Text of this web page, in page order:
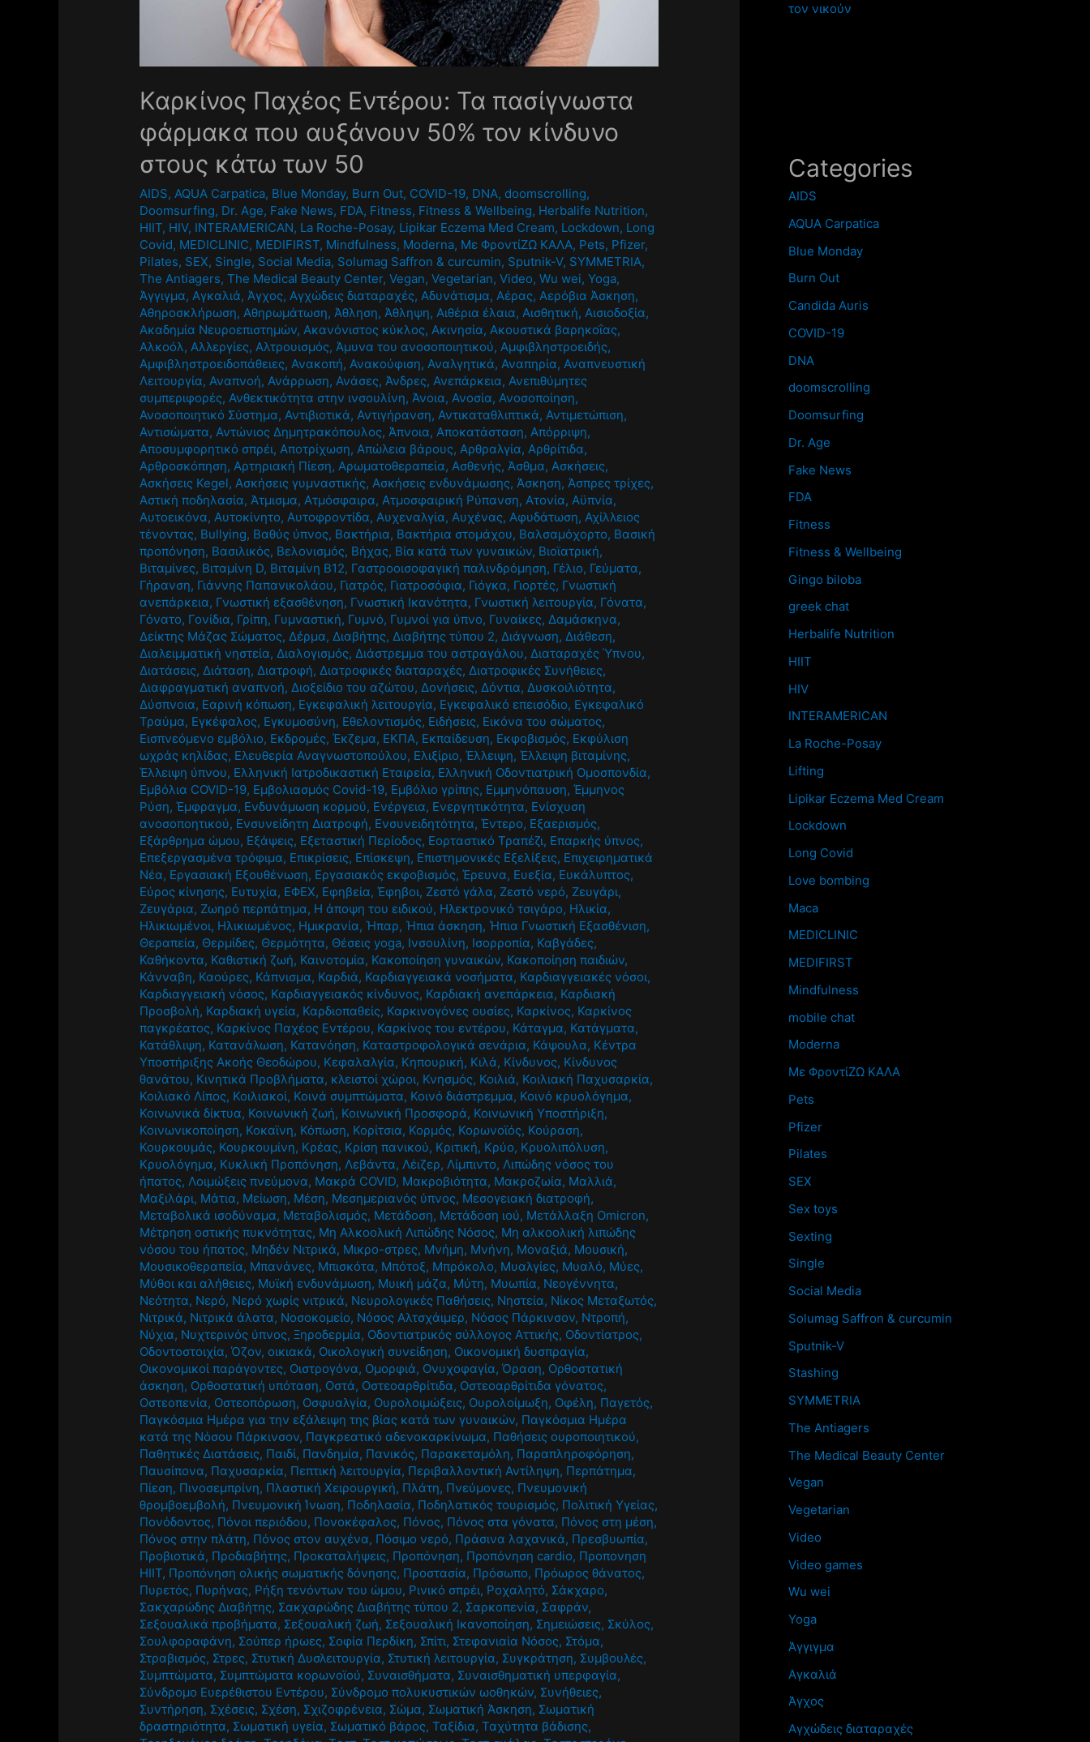
Καρκίνος Παχέος Εντέρου: Τα πασίγνωστα
φάρμακα που αυξάνουν 50% τον κίνδυνο
στους κάτω των 50
AIDS, AQUA Carpatica, Blue Monday, Burn Out, COVID-19, DNA,doomscrolling,
Doomsurfing, Dr. Age, Fake News, FDA, Fitness, Fitness & Wellbeing, Herbalife Nutrition,
HIIT, HIV, INTERAMERICAN, La Roche-Posay, Lipikar Eczema Med Cream, Lockdown, Long
Covid, MEDICLINIC, MEDIFIRST, Mindfulness, Moderna, Mε ΦροντίΖΩ ΚΑΛΑ, Pets, Pfizer,
Pilates, SEX, Single, Social Media, Solumag Saffron & curcumin, Sputnik-V, SYMMETRIA,
The Antiagers,The Medical Beauty Center,Vegan,Vegetarian,Video,Wu wei,Yoga,
Άγγιγμα, Αγκαλιά, Άγχος, Αγχώδεις διαταραχές, Αδυνάτισμα, Αέρας, Αερόβια Άσκηση,
Αθηροσκλήρωση, Αθηρωμάτωση, Άθληση, Άθληψη, Αιθέρια έλαια, Αισθητική, Αισιοδοξία,
Ακαδημία Νευροεπιστημών, Ακανόνιστος κύκλος, Ακινησία, Ακουστικά βαρηκοΐας,
Αλκοόλ, Αλλεργίες, Αλτρουισμός, Άμυνα του ανοσοποιητικού, Αμφιβληστροειδής,
Αμφιβληστροειδοπάθειες, Ανακοπή, Ανακούφιση, Αναλγητικά, Αναπηρία, Αναπνευστική
Λειτουργία, Αναπνοή, Ανάρρωση, Ανάσες, Άνδρες, Ανεπάρκεια, Ανεπιθύμητες
συμπεριφορές, Ανθεκτικότητα στην ινσουλίνη, Άνοια, Ανοσία, Ανοσοποίηση,
Ανοσοποιητικό Σύστημα, Αντιβιοτικά, Αντιγήρανση, Αντικαταθλιπτικά, Αντιμετώπιση,
Αντισώματα, Αντώνιος Δημητρακόπουλος, Άπνοια, Αποκατάσταση, Απόρριψη,
Αποσυμφορητικό σπρέι, Αποτρίχωση, Απώλεια βάρους, Αρθραλγία, Αρθρίτιδα,
Αρθροσκόπηση, Αρτηριακή Πίεση, Αρωματοθεραπεία, Ασθενής, Άσθμα, Ασκήσεις,
Ασκήσεις Kegel, Ασκήσεις γυμναστικής, Ασκήσεις ενδυνάμωσης, Άσκηση, Άσπρες τρίχες,
Αστική ποδηλασία, Άτμισμα, Ατμόσφαιρα, Ατμοσφαιρική Ρύπανση, Ατονία, Αϋπνία,
Αυτοεικόνα, Αυτοκίνητο, Αυτοφροντίδα, Αυχεναλγία, Αυχένας, Αφυδάτωση, Αχίλλειος
τένοντας, Βullying, Βαθύς ύπνος, Βακτήρια, Βακτήρια στομάχου, Βαλσαμόχορτο, Βασική
προπόνηση, Βασιλικός, Βελονισμός, Βήχας, Βία κατά των γυναικών, Βιοϊατρική,
Βιταμίνες, Βιταμίνη D, Βιταμίνη Β12, Γαστροοισοφαγική παλινδρόμηση, Γέλιο, Γεύματα,
Γήρανση, Γιάννης Παπανικολάου, Γιατρός, Γιατροσόφια, Γιόγκα, Γιορτές, Γνωστική
ανεπάρκεια, Γνωστική εξασθένηση, Γνωστική Ικανότητα, Γνωστική λειτουργία, Γόνατα,
Γόνατο, Γονίδια, Γρίπη, Γυμναστική, Γυμνό, Γυμνοί για ύπνο, Γυναίκες, Δαμάσκηνα,
Δείκτης Μάζας Σώματος, Δέρμα, Διαβήτης, Διαβήτης τύπου 2, Διάγνωση, Διάθεση,
Διαλειμματική νηστεία, Διαλογισμός, Διάστρεμμα του αστραγάλου, Διαταραχές Ύπνου,
Διατάσεις, Διάταση, Διατροφή, Διατροφικές διαταραχές, Διατροφικές Συνήθειες,
Διαφραγματική αναπνοή, Διοξείδιο του αζώτου, Δονήσεις, Δόντια, Δυσκοιλιότητα,
Δύσπνοια, Εαρινή κόπωση, Εγκεφαλική λειτουργία, Εγκεφαλικό επεισόδιο, Εγκεφαλικό
Τραύμα, Εγκέφαλος, Εγκυμοσύνη, Εθελοντισμός, Ειδήσεις, Εικόνα του σώματος,
Εισπνεόμενο εμβόλιο, Εκδρομές,Έκζεμα, ΕΚΠΑ, Εκπαίδευση, Εκφοβισμός, Εκφύλιση
ωχράς κηλίδας, Ελευθερία Αναγνωστοπούλου, Ελιξίριο,Έλλειψη,Έλλειψη βιταμίνης,
Έλλειψη ύπνου, Ελληνική Ιατροδικαστική Εταιρεία, Ελληνική Οδοντιατρική Ομοσπονδία,
Εμβόλια COVID-19, Εμβολιασμός Covid-19, Εμβόλιο γρίπης, Εμμηνόπαυση,Έμμηνος
Ρύση,Έμφραγμα, Ενδυνάμωση κορμού, Ενέργεια, Ενεργητικότητα, Ενίσχυση
ανοσοποητικού, Ενσυνείδητη Διατροφή, Ενσυνειδητότητα,Έντερο, Εξαερισμός,
Εξάρθρημα ώμου, Εξάψεις, Εξεταστική Περίοδος, Εορταστικό Τραπέζι, Επαρκής ύπνος,
Επεξεργασμένα τρόφιμα, Επικρίσεις, Επίσκεψη, Επιστημονικές Εξελίξεις, Επιχειρηματικά
Νέα, Εργασιακή Εξουθένωση, Εργασιακός εκφοβισμός,Έρευνα, Ευεξία, Ευκάλυπτος,
Εύρος κίνησης, Ευτυχία, ΕΦΕΧ, Εφηβεία,Έφηβοι, Ζεστό γάλα, Ζεστό νερό, Ζευγάρι,
Ζευγάρια, Ζωηρό περπάτημα, Η άποψη του ειδικού, Ηλεκτρονικό τσιγάρο, Ηλικία,
Ηλικιωμένοι, Ηλικιωμένος, Ημικρανία, Ήπαρ, Ήπια άσκηση, Ήπια Γνωστική Εξασθένιση,
Θεραπεία, Θερμίδες, Θερμότητα, Θέσεις yoga, Ινσουλίνη, Ισορροπία, Καβγάδες,
Καθήκοντα, Καθιστική ζωή, Καινοτομία, Κακοποίηση γυναικών, Κακοποίηση παιδιών,
Κάνναβη, Καούρες, Κάπνισμα, Καρδιά, Καρδιαγγειακά νοσήματα, Καρδιαγγειακές νόσοι,
Καρδιαγγειακή νόσος, Καρδιαγγειακός κίνδυνος, Καρδιακή ανεπάρκεια, Καρδιακή
Προσβολή, Καρδιακή υγεία, Καρδιοπαθείς, Καρκινογόνες ουσίες, Καρκίνος, Καρκίνος
παγκρέατος, Καρκίνος Παχέος Εντέρου, Καρκίνος του εντέρου, Κάταγμα, Κατάγματα,
Κατάθλιψη, Κατανάλωση, Κατανόηση, Καταστροφολογικά σενάρια, Κάψουλα, Κέντρα
Υποστήριξης Ακοής Θεοδώρου, Κεφαλαλγία, Κηπουρική, Κιλά, Κίνδυνος, Κίνδυνος
θανάτου, Κινητικά Προβλήματα, κλειστοί χώροι, Κνησμός, Κοιλιά, Κοιλιακή Παχυσαρκία,
Κοιλιακό Λίπος, Κοιλιακοί, Κοινά συμπτώματα, Κοινό διάστρεμμα, Κοινό κρυολόγημα,
Κοινωνικά δίκτυα, Κοινωνική ζωή, Κοινωνική Προσφορά, Κοινωνική Υποστήριξη,
Κοινωνικοποίηση, Κοκαϊνη, Κόπωση, Κορίτσια, Κορμός, Κορωνοϊός, Κούραση,
Κουρκουμάς, Κουρκουμίνη, Κρέας, Κρίση πανικού, Κριτική, Κρύο, Κρυολιπόλυση,
Κρυολόγημα, Κυκλική Προπόνηση, Λεβάντα, Λέιζερ, Λίμπιντο, Λιπώδης νόσος του
ήπατος, Λοιμώξεις πνεύμονα, Μακρά COVID, Μακροβιότητα, Μακροζωία, Μαλλιά,
Μαξιλάρι, Μάτια, Μείωση, Μέση, Μεσημεριανός ύπνος, Μεσογειακή διατροφή,
Μεταβολικά ισοδύναμα, Μεταβολισμός, Μετάδοση, Μετάδοση ιού, Μετάλλαξη Omicron,
Μέτρηση οστικής πυκνότητας, Μη Αλκοολική Λιπώδης Νόσος, Μη αλκοολική λιπώδης
νόσου του ήπατος, Μηδέν Νιτρικά, Μικρο-στρες, Μνήμη, Μνήνη, Μοναξιά, Μουσική,
Μουσικοθεραπεία, Μπανάνες, Μπισκότα, Μπότοξ, Μπρόκολο, Μυαλγίες, Μυαλό, Μύες,
Μύθοι και αλήθειες, Μυϊκή ενδυνάμωση, Μυική μάζα, Μύτη, Μυωπία, Νεογέννητα,
Νεότητα, Νερό, Νερό χωρίς νιτρικά, Νευρολογικές Παθήσεις, Νηστεία, Νίκος Μεταξωτός,
Νιτρικά, Νιτρικά άλατα, Νοσοκομείο, Νόσος Αλτσχάιμερ, Νόσος Πάρκινσον, Ντροπή,
Νύχια, Νυχτερινός ύπνος,Ξηροδερμία, Οδοντιατρικός σύλλογος Αττικής, Οδοντίατρος,
Οδοντοστοιχία,Όζον,οικιακά, Οικολογική συνείδηση, Οικονομική δυσπραγία,
Οικονομικοί παράγοντες, Οιστρογόνα, Ομορφιά, Ονυχοφαγία,Όραση, Ορθοστατική
άσκηση, Ορθοστατική υπόταση, Οστά, Οστεοαρθρίτιδα, Οστεοαρθρίτιδα γόνατος,
Οστεοπενία, Οστεοπόρωση, Οσφυαλγία, Ουρολοιμώξεις, Ουρολοίμωξη, Οφέλη, Παγετός,
Παγκόσμια Ημέρα για την εξάλειψη της βίας κατά των γυναικών, Παγκόσμια Ημέρα
κατά της Νόσου Πάρκινσον, Παγκρεατικό αδενοκαρκίνωμα, Παθήσεις ουροποιητικού,
Παθητικές Διατάσεις, Παιδί, Πανδημία, Πανικός, Παρακεταμόλη, Παραπληροφόρηση,
Παυσίπονα, Παχυσαρκία, Πεπτική λειτουργία, Περιβαλλοντική Αντίληψη, Περπάτημα,
Πίεση, Πινοσεμπρίνη, Πλαστική Χειρουργική, Πλάτη, Πνεύμονες, Πνευμονική
θρομβοεμβολή, Πνευμονική Ίνωση, Ποδηλασία, Ποδηλατικός τουρισμός, Πολιτική Υγείας,
Πονόδοντος, Πόνοι περιόδου, Πονοκέφαλος, Πόνος, Πόνος στα γόνατα, Πόνος στη μέση,
Πόνος στην πλάτη, Πόνος στον αυχένα, Πόσιμο νερό, Πράσινα λαχανικά, Πρεσβυωπία,
Προβιοτικά, Προδιαβήτης, Προκαταλήψεις, Προπόνηση, Προπόνηση cardio, Προπονηση
HIIT, Προπόνηση ολικής σωματικής δόνησης, Προστασία, Πρόσωπο, Πρόωρος θάνατος,
Πυρετός, Πυρήνας, Ρήξη τενόντων του ώμου, Ρινικό σπρέι, Ροχαλητό, Σάκχαρο,
Σακχαρώδης Διαβήτης, Σακχαρώδης Διαβήτης τύπου 2, Σαρκοπενία, Σαφράν,
Σεξουαλικά προβήματα, Σεξουαλική ζωή, Σεξουαλική Ικανοποίηση, Σημειώσεις, Σκύλος,
Σουλφοραφάνη, Σούπερ ήρωες, Σοφία Περδίκη, Σπίτι, Στεφανιαία Νόσος, Στόμα,
Στραβισμός, Στρες, Στυτική Δυσλειτουργία, Στυτική λειτουργία, Συγκράτηση, Συμβουλές,
Συμπτώματα, Συμπτώματα κορωνοϊού, Συναισθήματα, Συναισθηματική υπερφαγία,
Σύνδρομο Ευερέθιστου Εντέρου, Σύνδρομο πολυκυστικών ωοθηκών, Συνήθειες,
Συντήρηση, Σχέσεις, Σχέση, Σχιζοφρένεια, Σώμα, Σωματική Άσκηση, Σωματική
δραστηριότητα, Σωματική υγεία, Σωματικό βάρος,Ταξίδια,Ταχύτητα βάδισης,
τον νικούν
Categories
AIDS
AQUA Carpatica
Blue Monday
Burn Out
Candida Auris
COVID-19
DNA
doomscrolling
Doomsurfing
Dr. Age
Fake News
FDA
Fitness
Fitness & Wellbeing
Gingo biloba
greek chat
Herbalife Nutrition
HIIT
HIV
INTERAMERICAN
La Roche-Posay
Lifting
Lipikar Eczema Med Cream
Lockdown
Long Covid
Love bombing
Maca
MEDICLINIC
MEDIFIRST
Mindfulness
mobile chat
Moderna
Mε ΦροντίΖΩ ΚΑΛΑ
Pets
Pfizer
Pilates
SEX
Sex toys
Sexting
Single
Social Media
Solumag Saffron & curcumin
Sputnik-V
Stashing
SYMMETRIA
The Antiagers
The Medical Beauty Center
Vegan
Vegetarian
Video
Video games
Wu wei
Yoga
Άγγιγμα
Αγκαλιά
Άγχος
Αγχώδεις διαταραχές